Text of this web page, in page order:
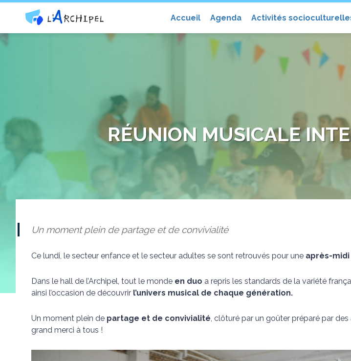
Accueil Agenda Activités
Centre social et culturel l'Archipel
RÉUNION MUSICALE
Un moment plein de partage et de convivialité
Ce lundi, le secteur enfance et le secteur adultes se sont retrouvés pour une après-
Dans le hall de l’Archipel, tout le monde en duo a repris les standards de la variété
ainsi l’occasion de découvrir l’univers musical de chaque génération.
Un moment plein de partage et de convivialité, clôturé par un goûter préparé par des
grand merci à tous !